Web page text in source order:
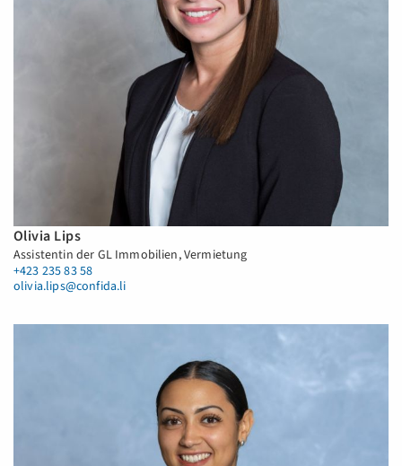
Olivia Lips
Assistentin der GL Immobilien, Vermietung
+423 235 83 58
olivia.lips@confida.li